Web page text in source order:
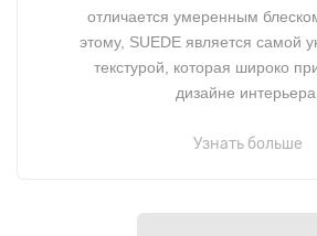
отличается умеренным
этому, SUEDE является самой
текстурой, которая широко
дизайне интерьера.
Узнать больше